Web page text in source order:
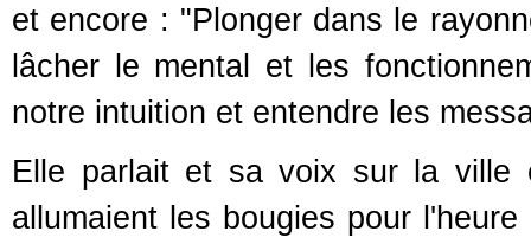
et encore : "Plonger dans le
lâcher le mental et les
notre intuition et entendre les
Elle parlait et sa voix sur la ville
allumaient les bougies pour